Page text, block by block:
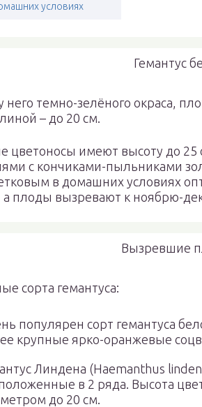
условиях
Гемантус
него темно-зелёного окраса,
– до 20 см.
цветоносы имеют высоту до
с кончиками-пыльниками
в домашних условиях
а плоды вызревают к ноябрю-
Вызревшие
сорта гемантуса:
популярен сорт гемантуса
крупные ярко-оранжевые
Линдена (Haemanthus
в 2 ряда. Высота
до 20 см.